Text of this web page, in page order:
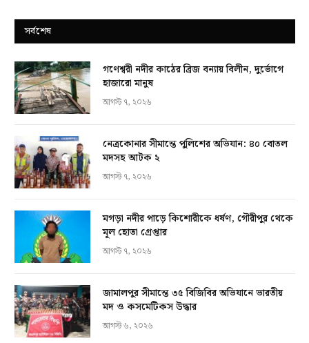
সর্বশেষ
গণেশ্বরী নদীর কাঠের ব্রিজ বন্যায় বিলীন, দুর্ভোগে
হাজারো মানুষ
আগস্ট ৭, ২০২৬
নেত্রকোনার সীমান্তে পুলিশের অভিযান: ৪০ বোতল
মদসহ আটক ২
আগস্ট ৭, ২০২৬
মগড়া নদীর পাড়ে কিশোরীকে ধর্ষণ, গৌরীপুর থেকে
মূল হোতা গ্রেপ্তার
আগস্ট ৭, ২০২৬
জামালপুর সীমান্তে ৩৫ বিজিবির অভিযানে ভারতীয়
মদ ও কসমেটিকস উদ্ধার
আগস্ট ৬, ২০২৬